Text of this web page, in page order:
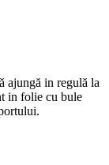
ajungă in regulă la
in folie cu bule